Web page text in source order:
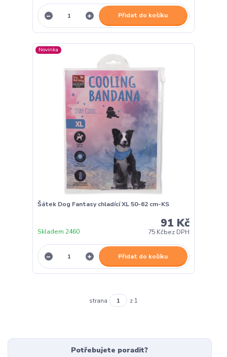
Přidat do košíku
Novinka
Šátek Dog Fantasy chladící XL 50-62 cm-KS
91 Kč
75 Kčbez DPH
Skladem 2460
Přidat do košíku
strana z 1
Potřebujete poradit?